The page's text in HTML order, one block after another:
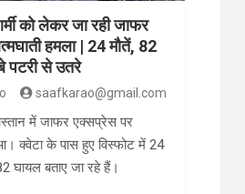
को लेकर जा रही जाफर
हमला | 24 मौतें, 82
पटरी से उतरे
saafkarao@gmail.com
में जाफर एक्सप्रेस पर
क्वेटा के पास हुए विस्फोट में 24
घायल बताए जा रहे हैं।